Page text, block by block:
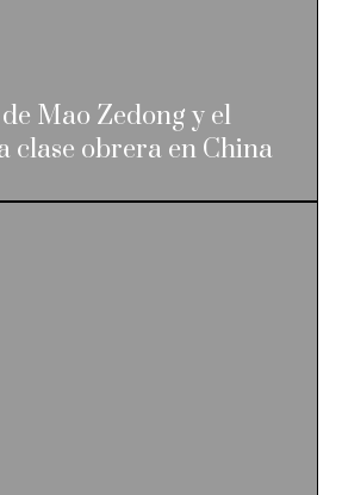
Mao Zedong y el
clase obrera en China